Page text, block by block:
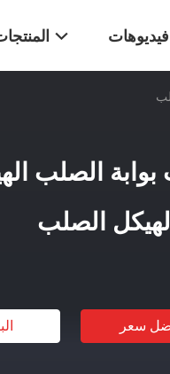
فيديوهات
بوابة الصلب
الصلب
سعر